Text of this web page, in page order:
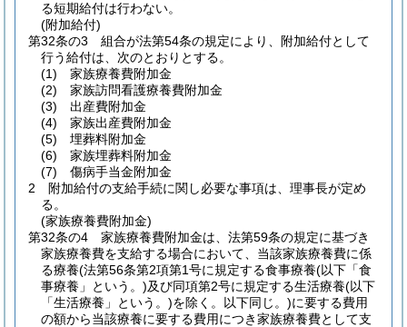
る短期給付は行わない。
(附加給付)
第32条の3
組合が法第54条の規定により、附加給付として
行う給付は、次のとおりとする。
(1)
家族療養費附加金
(2)
家族訪問看護療養費附加金
(3)
出産費附加金
(4)
家族出産費附加金
(5)
埋葬料附加金
(6)
家族埋葬料附加金
(7)
傷病手当金附加金
2
附加給付の支給手続に関し必要な事項は、理事長が定め
る。
(家族療養費附加金)
第32条の4
家族療養費附加金は、法第59条の規定に基づき
家族療養費を支給する場合において、当該家族療養費に係
る療養(法第56条第2項第1号に規定する食事療養(以下「食
事療養」という。)及び同項第2号に規定する生活療養(以下
「生活療養」という。)を除く。以下同じ。)に要する費用
の額から当該療養に要する費用につき家族療養費として支